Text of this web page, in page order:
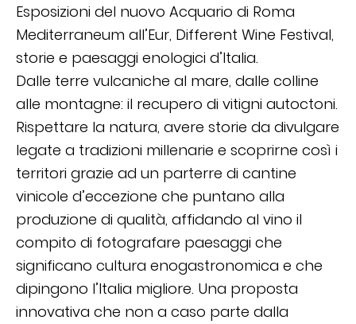
Esposizioni del nuovo Acquario di Roma
Mediterraneum all’Eur, Different Wine Festival,
storie e paesaggi enologici d’Italia.
Dalle terre vulcaniche al mare, dalle colline
alle montagne: il recupero di vitigni autoctoni.
Rispettare la natura, avere storie da divulgare
legate a tradizioni millenarie e scoprirne così i
territori grazie ad un parterre di cantine
vinicole d’eccezione che puntano alla
produzione di qualità, affidando al vino il
compito di fotografare paesaggi che
significano cultura enogastronomica e che
dipingono l’Italia migliore. Una proposta
innovativa che non a caso parte dalla